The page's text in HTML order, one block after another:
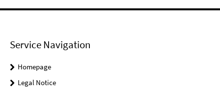
Service Navigation
Homepage
Legal Notice